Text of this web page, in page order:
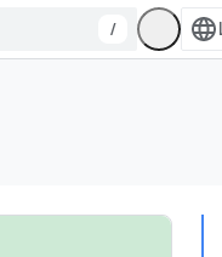
/